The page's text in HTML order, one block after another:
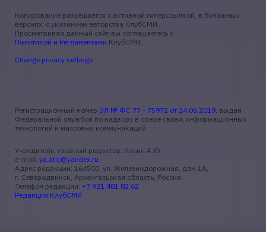
Копирование разрешается с активной гиперссылкой, в бумажных
версиях: с указанием авторства КлубСМИ.
Просматривая данный сайт вы соглашаетесь с
Политикой и Регламентами КлубСМИ.
Change privacy settings
Регистрационный номер ЭЛ № ФС 77 - 75972 от 24.06.2019, выдан
Федеральной службой по надзору в сфере связи, информационных
технологий и массовых коммуникаций.
Учредитель, главный редактор: Ильин А.Ю.
e-mail: ya.atic@yandex.ru
Адрес редакции: 164500, ул. Железнодорожная, дом 1А,
г. Северодвинск, Архангельская область, Россия
Телефон редакции: +7 921 481 82 62
Редакция КлубСМИ